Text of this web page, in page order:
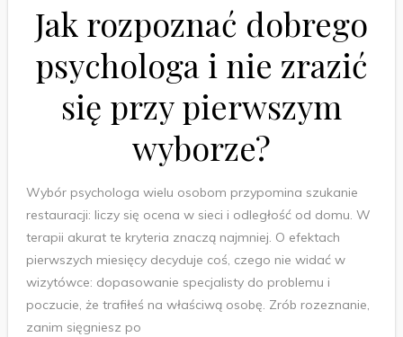
Jak rozpoznać dobrego
psychologa i nie zrazić
się przy pierwszym
wyborze?
Wybór psychologa wielu osobom przypomina szukanie
restauracji: liczy się ocena w sieci i odległość od domu. W
terapii akurat te kryteria znaczą najmniej. O efektach
pierwszych miesięcy decyduje coś, czego nie widać w
wizytówce: dopasowanie specjalisty do problemu i
poczucie, że trafiłeś na właściwą osobę. Zrób rozeznanie,
zanim sięgniesz po